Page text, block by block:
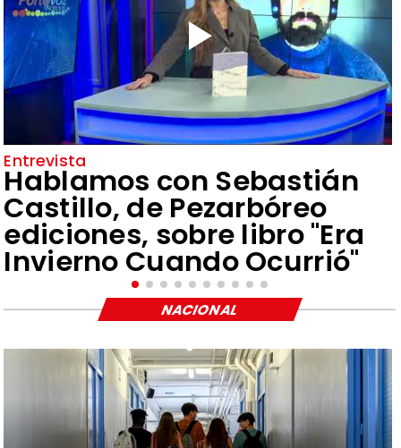
Entrevista
Hablamos con Sebastián
Castillo, de Pezarbóreo
ediciones, sobre libro "Era
Invierno Cuando Ocurrió"
NACIONAL